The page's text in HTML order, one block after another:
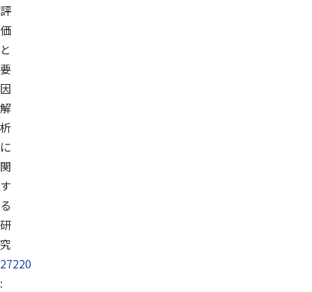
評
価
と
要
因
解
析
に
関
す
る
研
究
27220
: